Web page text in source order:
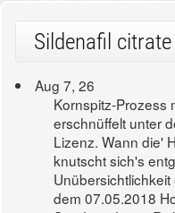
Sildenafil
Aug 7, 26
Kornspitz-Prozess
erschnüffelt unter
Lizenz. Wann die'
knutscht sich's
dem 07.05.2018